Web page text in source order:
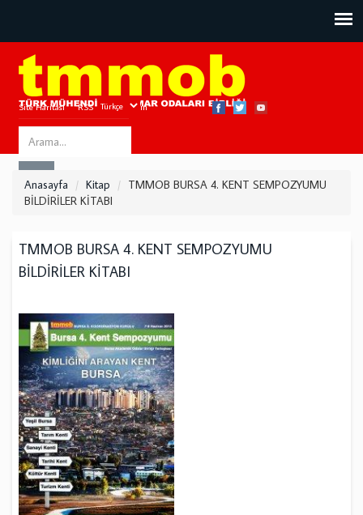
Site Haritası RSS Bize Ulaşın
Search
this
site
Anasayfa Kitap
TMMOB BURSA 4. KENT SEMPOZYUMU
BİLDİRİLER KİTABI
TMMOB BURSA 4. KENT SEMPOZYUMU
BİLDİRİLER KİTABI